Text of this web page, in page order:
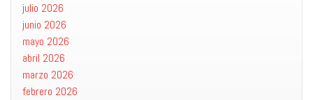
julio 2026
junio 2026
mayo 2026
abril 2026
marzo 2026
febrero 2026